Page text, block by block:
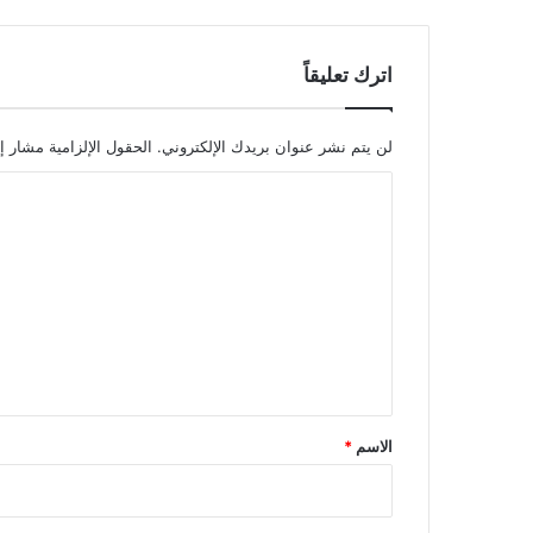
اترك تعليقاً
لن يتم نشر عنوان بريدك الإلكتروني. الحقول الإلزامية مشار
*
الاسم *